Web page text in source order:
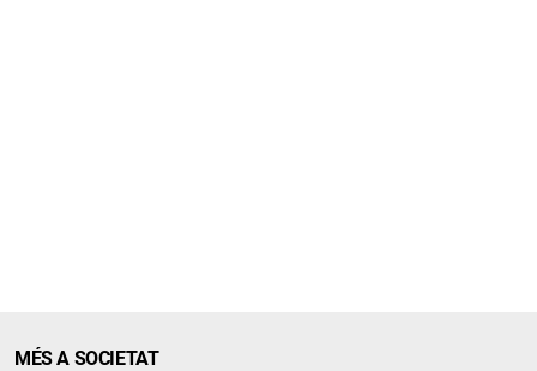
MÉS A SOCIETAT